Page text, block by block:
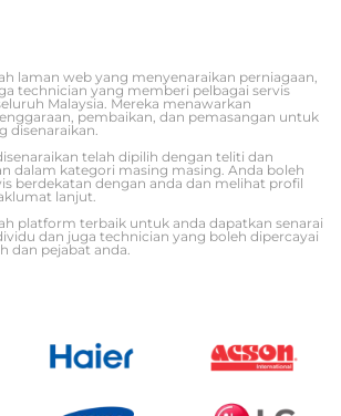
laman web yang menyenaraikan perniagaan,
technician yang memberi pelbagai servis
Malaysia. Mereka menawarkan
pembaikan, dan pemasangan untuk
disenaraikan.
telah dipilih dengan teliti dan
dalam kategori masing masing. Anda boleh
berdekatan dengan anda dan melihat profil
lanjut.
platform terbaik untuk anda dapatkan senarai
dan juga technician yang boleh dipercayai
dan pejabat anda.